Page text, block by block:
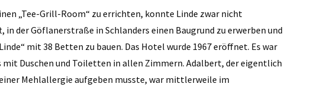
„Tee-Grill-Room“ zu errichten, konnte Linde zwar nicht
in der Göflanerstraße in Schlanders einen Baugrund zu erwerben und
mit 38 Betten zu bauen. Das Hotel wurde 1967 eröffnet. Es war
mit Duschen und Toiletten in allen Zimmern. Adalbert, der eigentlich
Mehlallergie aufgeben musste, war mittlerweile im